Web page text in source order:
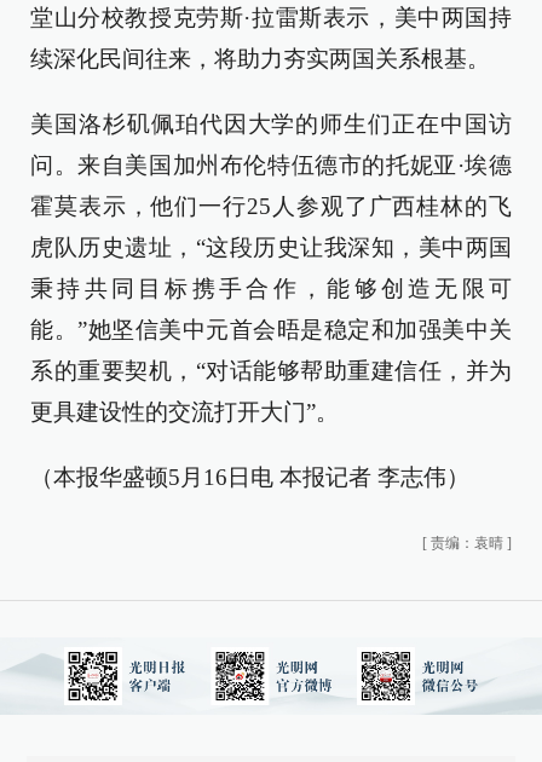
堂山分校教授克劳斯·拉雷斯表示，美中两国持
续深化民间往来，将助力夯实两国关系根基。
美国洛杉矶佩珀代因大学的师生们正在中国访
问。来自美国加州布伦特伍德市的托妮亚·埃德
霍莫表示，他们一行25人参观了广西桂林的飞
虎队历史遗址，“这段历史让我深知，美中两国
秉持共同目标携手合作，能够创造无限可
能。”她坚信美中元首会晤是稳定和加强美中关
系的重要契机，“对话能够帮助重建信任，并为
更具建设性的交流打开大门”。
（本报华盛顿5月16日电 本报记者 李志伟）
[ 责编：袁晴 ]